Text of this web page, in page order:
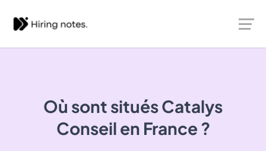
Où sont situésCatalys
Conseil en France ?